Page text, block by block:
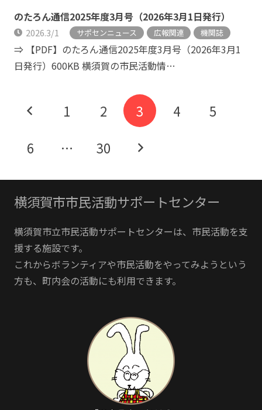
のたろん通信2025年度3月号（2026年3月1日発行）
2026.3/1 サポセンニュース 広報関連 機関誌
⇒ 【PDF】のたろん通信2025年度3月号（2026年3月1
日発行）600KB 横須賀の市民活動情…
1 2 3 4
5
6
… 30
横須賀市市民活動サポートセンター
横須賀市立市民活動サポートセンターは、市民活動を支
援する施設です。
これからボランティアや市民活動をやってみようという
方も、町内会の活動にも利用できます。